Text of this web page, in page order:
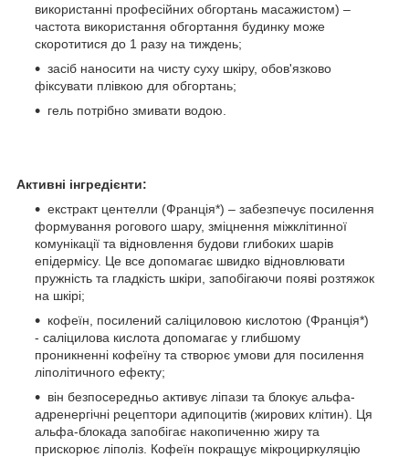
використанні професійних обгортань масажистом) –
частота використання обгортання будинку може
скоротитися до 1 разу на тиждень;
засіб наносити на чисту суху шкіру, обов'язково
фіксувати плівкою для обгортань;
гель потрібно змивати водою.
Активні інгредієнти:
екстракт центелли (Франція*) – забезпечує посилення
формування рогового шару, зміцнення міжклітинної
комунікації та відновлення будови глибоких шарів
епідермісу. Це все допомагає швидко відновлювати
пружність та гладкість шкіри, запобігаючи появі розтяжок
на шкірі;
кофеїн, посилений саліциловою кислотою (Франція*)
- саліцилова кислота допомагає у глибшому
проникненні кофеїну та створює умови для посилення
ліполітичного ефекту;
він безпосередньо активує ліпази та блокує альфа-
адренергічні рецептори адипоцитів (жирових клітин). Ця
альфа-блокада запобігає накопиченню жиру та
прискорює ліполіз. Кофеїн покращує мікроциркуляцію